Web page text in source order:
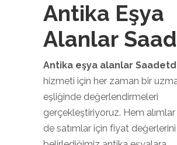
Antika Eşya
Alanlar
Antika eşya alanlar
hizmeti için her zaman bir
eşliğinde değerlendirmeleri
gerçekleştiriyoruz. Hem
de satımlar için fiyat değerlerini